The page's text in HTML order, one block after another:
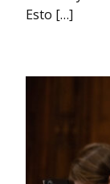
Esto […]